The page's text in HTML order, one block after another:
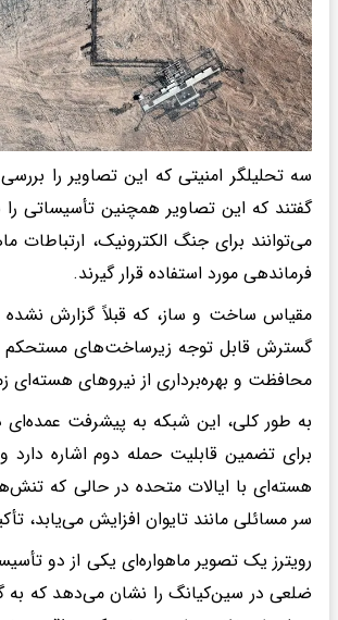
سه تحلیلگر امنیتی که این تصاویر را بررسی
گفتند که این تصاویر همچنین تأسیساتی
می‌توانند برای جنگ الکترونیک، ارتباطات
فرماندهی مورد استفاده قرار گیرند.
مقیاس ساخت و ساز، که قبلاً گزارش نشده
گسترش قابل توجه زیرساخت‌های مستحکم
محافظت و بهره‌برداری از نیروهای
به طور کلی، این شبکه به پیشرفت
برای تضمین قابلیت حمله دوم اشاره دارد
هسته‌ای با ایالات متحده در حالی که
سر مسائلی مانند تایوان افزایش می‌یابد،
رویترز یک تصویر ماهواره‌ای یکی از دو
ضلعی در سین‌کیانگ را نشان می‌دهد که به